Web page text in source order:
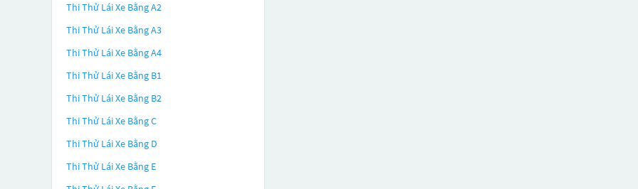
Thi Thử Lái Xe Bằng A2
Thi Thử Lái Xe Bằng A3
Thi Thử Lái Xe Bằng A4
Thi Thử Lái Xe Bằng B1
Thi Thử Lái Xe Bằng B2
Thi Thử Lái Xe Bằng C
Thi Thử Lái Xe Bằng D
Thi Thử Lái Xe Bằng E